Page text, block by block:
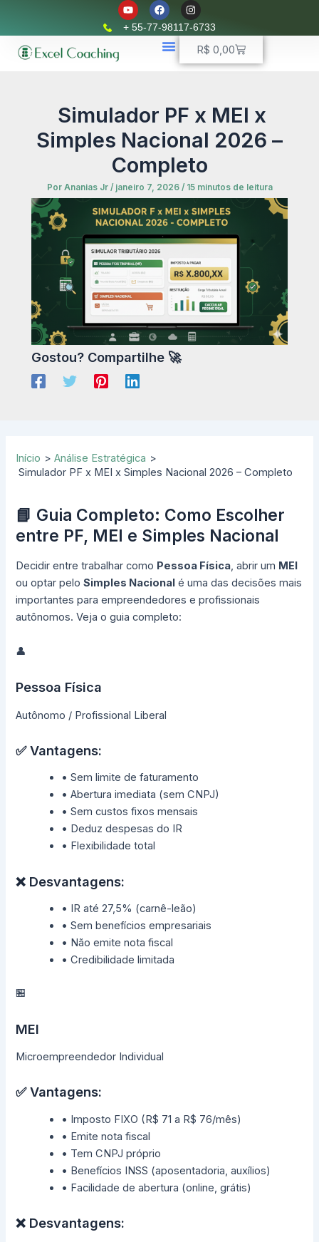
conteúdo
Y
o
u
t
F
a
c
e
b
o
I
n
s
t
r
+ 55-77-98117-6733
R$ 0,00Carrinho
Simulador PF x MEI x
Simples Nacional 2026 –
Completo
Por Ananias Jr / janeiro 7, 2026 / 15 minutos de leitura
Gostou? Compartilhe 🚀
Início
Análise Estratégica
Simulador PF x MEI x Simples Nacional 2026 – Completo
📘 Guia Completo: Como Escolher
entre PF, MEI e Simples Nacional
Decidir entre trabalhar como Pessoa Física, abrir um MEI
ou optar peloSimples Nacional é uma das decisões mais
importantes para empreendedores e profissionais
autônomos. Veja o guia completo:
👤
Pessoa Física
Autônomo / Profissional Liberal
✅ Vantagens:
• Sem limite de faturamento
• Abertura imediata (sem CNPJ)
• Sem custos fixos mensais
• Deduz despesas do IR
• Flexibilidade total
❌ Desvantagens:
• IR até 27,5% (carnê-leão)
• Sem benefícios empresariais
• Não emite nota fiscal
• Credibilidade limitada
🏪
MEI
Microempreendedor Individual
✅ Vantagens:
• Imposto FIXO (R$ 71 a R$ 76/mês)
• Emite nota fiscal
• Tem CNPJ próprio
• Benefícios INSS (aposentadoria, auxílios)
• Facilidade de abertura (online, grátis)
❌ Desvantagens: